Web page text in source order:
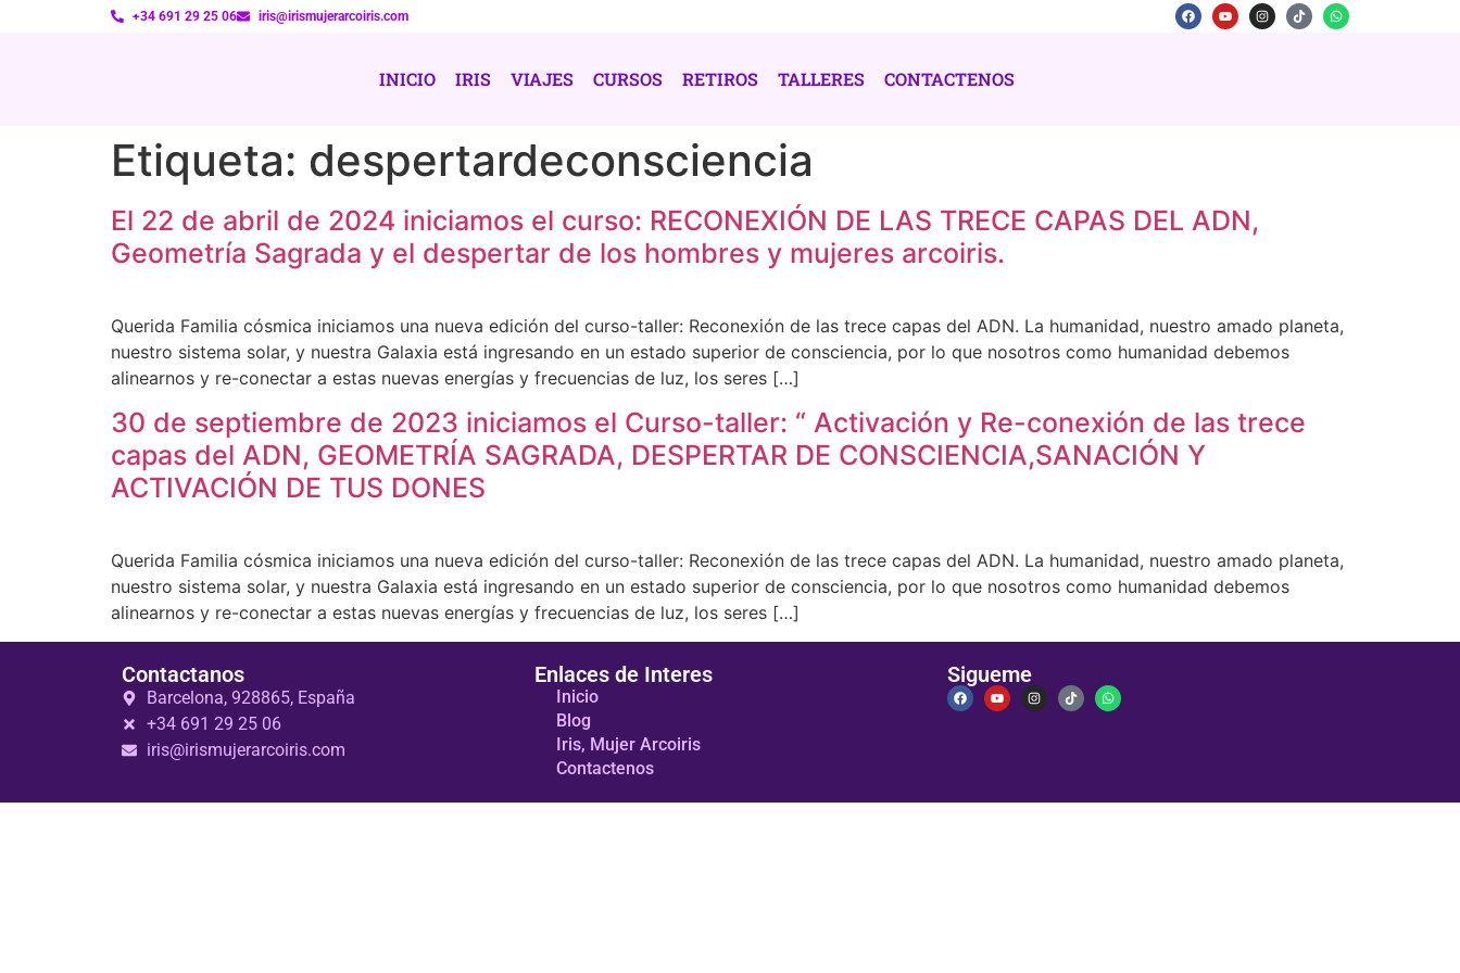
+34 691 29 25 06 iris@irismujerarcoiris.com
INICIO IRIS VIAJES CURSOS RETIROS TALLERES CONTACTENOS
Etiqueta: despertardeconsciencia
El 22 de abril de 2024 iniciamos el curso: RECONEXIÓN DE LAS TRECE CAPAS DEL ADN,
Geometría Sagrada y el despertar de los hombres y mujeres arcoiris.
Querida Familia cósmica iniciamos una nueva edición del curso-taller: Reconexión de las trece capas del ADN. La humanidad, nuestro amado planeta,
nuestro sistema solar, y nuestra Galaxia está ingresando en un estado superior de consciencia, por lo que nosotros como humanidad debemos
alinearnos y re-conectar a estas nuevas energías y frecuencias de luz, los seres […]
30 de septiembre de 2023 iniciamos el Curso-taller: “ Activación y Re-conexión de las trece
capas del ADN, GEOMETRÍA SAGRADA, DESPERTAR DE CONSCIENCIA,SANACIÓN Y
ACTIVACIÓN DE TUS DONES
Querida Familia cósmica iniciamos una nueva edición del curso-taller: Reconexión de las trece capas del ADN. La humanidad, nuestro amado planeta,
nuestro sistema solar, y nuestra Galaxia está ingresando en un estado superior de consciencia, por lo que nosotros como humanidad debemos
alinearnos y re-conectar a estas nuevas energías y frecuencias de luz, los seres […]
Contactanos
Barcelona, 928865, España
+34 691 29 25 06
iris@irismujerarcoiris.com
Enlaces de Interes
Inicio
Blog
Iris, Mujer Arcoiris
Contactenos
Sigueme